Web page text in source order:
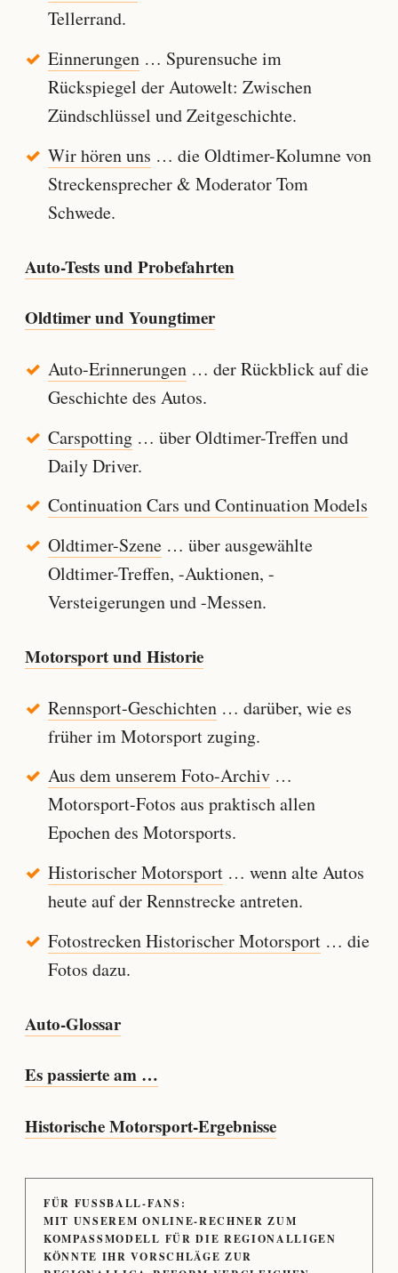
Tellerrand.
Einnerungen… Spurensuche im
Rückspiegel der Autowelt: Zwischen
Zündschlüssel und Zeitgeschichte.
Wir hören uns … die Oldtimer-Kolumne von
Streckensprecher & Moderator Tom
Schwede.
Auto-Tests und Probefahrten
Oldtimer und Youngtimer
Auto-Erinnerungen… der Rückblick auf die
Geschichte des Autos.
Carspotting… über Oldtimer-Treffen und
Daily Driver.
Continuation Cars und Continuation Models
Oldtimer-Szene… über ausgewählte
Oldtimer-Treffen, -Auktionen, -
Versteigerungen und -Messen.
Motorsport und Historie
Rennsport-Geschichten… darüber, wie es
früher im Motorsport zuging.
Aus dem unserem Foto-Archiv…
Motorsport-Fotos aus praktisch allen
Epochen des Motorsports.
Historischer Motorsport… wenn alte Autos
heute auf der Rennstrecke antreten.
Fotostrecken Historischer Motorsport… die
Fotos dazu.
Auto-Glossar
Es passierte am …
Historische Motorsport-Ergebnisse
FÜR FUSSBALL-FANS:
MIT UNSEREM ONLINE-RECHNER ZUM
KOMPASSMODELL FÜR DIE REGIONALLIGEN
KÖNNTE IHR VORSCHLÄGE ZUR